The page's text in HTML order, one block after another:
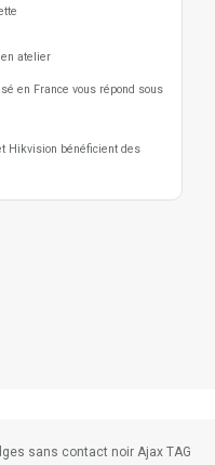
atelier
en France vous répond sous
Hikvision bénéficient des
sans contact noir Ajax TAG